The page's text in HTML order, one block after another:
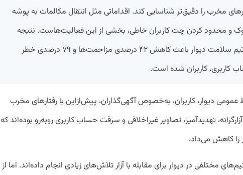
مخرب را دقیق‌تر شناسایی کند. اقداماتی مثل انتقال مکالمات به پوشه
و محدود کردن چت کاربران خاطی، بخشی از این فعالیت‌هاست. نتیجه
تلاش‌های تیم سلامت دیوار باعث کاهش ۴۲ درصدی مزاحمت‌ها و ۷۹ درصدی خطر
کاربری، کاربران شده است.
عمومی دیوار، کاربران، به‌خصوص آگهی‌گذاران، پیش‌ازاین با رفتارهای مخرب
تهدیدآمیز، تصاویر غیراخلاقی و سرقت حساب کاربری روبه‌رو بوده‌اند که
را کاهش می‌داد.
سال ۱۳۹۹، تیم‌های مختلفی در دیوار برای مقابله با آزار تلاش‌های زیادی انجام داده‌اند. اما از